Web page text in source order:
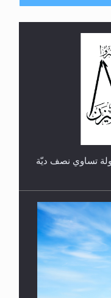
إرساء الأمن
رأيٌ في لغة المسيح الموعود عليه السلام ..«3» نظرة
الاصطناعية)
حاجبا للوضوء وهل